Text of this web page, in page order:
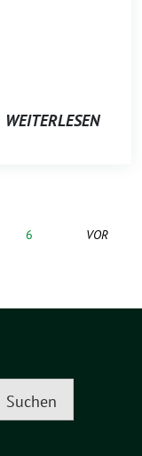
WEITERLESEN
6 VOR
Suchen